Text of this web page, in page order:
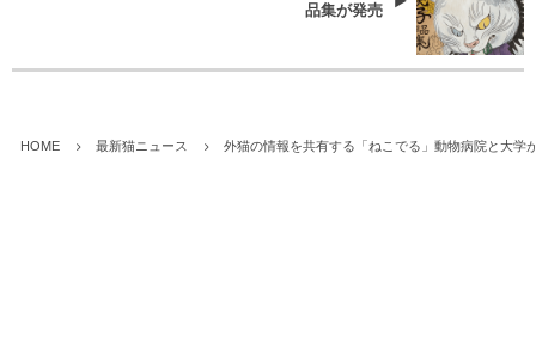
品集が発売
HOME 最新猫ニュース 外猫の情報を共有する「ねこでる」動物病院と大学